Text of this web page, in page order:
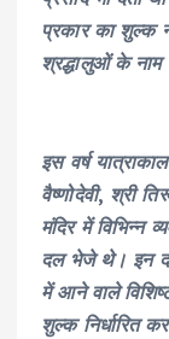
प्रकार का शुल्क
श्रद्धालुओं के नाम
इस वर्ष
वैष्णोदेवी, श्री
मंदिर में
दल भेजे थे। इन
में आने वाले
शुल्क निर्धारित